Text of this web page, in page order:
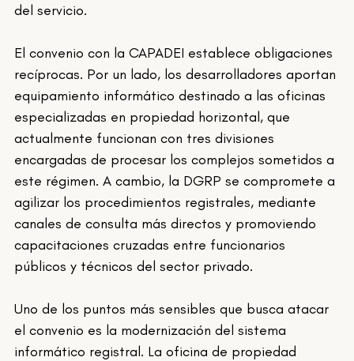
del servicio.
El convenio con la CAPADEI establece obligaciones
recíprocas. Por un lado, los desarrolladores aportan
equipamiento informático destinado a las oficinas
especializadas en propiedad horizontal, que
actualmente funcionan con tres divisiones
encargadas de procesar los complejos sometidos a
este régimen. A cambio, la DGRP se compromete a
agilizar los procedimientos registrales, mediante
canales de consulta más directos y promoviendo
capacitaciones cruzadas entre funcionarios
públicos y técnicos del sector privado.
Uno de los puntos más sensibles que busca atacar
el convenio es la modernización del sistema
informático registral. La oficina de propiedad